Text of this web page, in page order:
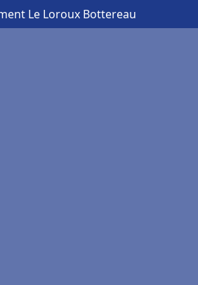
Le Loroux Bottereau